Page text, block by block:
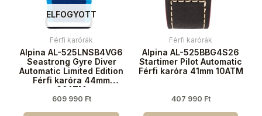
ELFOGYOTT
Férfi karórák
Alpina AL-525LNSB4VG6
Seastrong Gyre Diver
Automatic Limited Edition
Férfi karóra 44mm
30ATM
609 990 Ft
Férfi karórák
Alpina AL-525BBG4S26
Startimer Pilot Automatic
Férfi karóra 41mm 10ATM
407 990 Ft